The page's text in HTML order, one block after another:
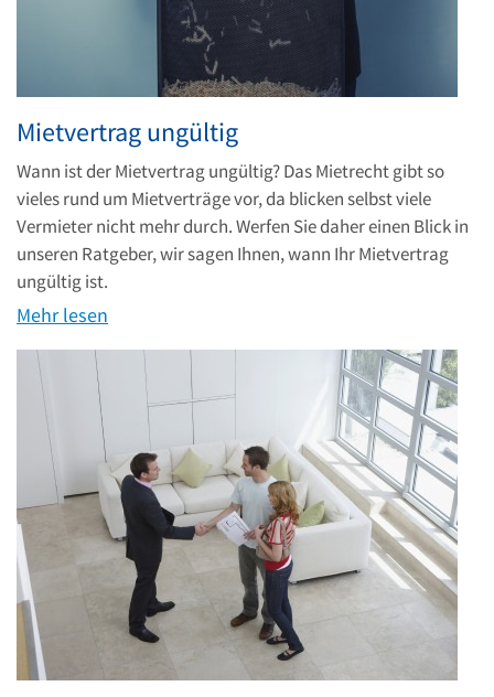
Mietvertrag ungültig
Wann ist der Mietvertrag ungültig? Das Mietrecht gibt so
vieles rund um Mietverträge vor, da blicken selbst viele
Vermieter nicht mehr durch. Werfen Sie daher einen Blick in
unseren Ratgeber, wir sagen Ihnen, wann Ihr Mietvertrag
ungültig ist.
Mehr lesen